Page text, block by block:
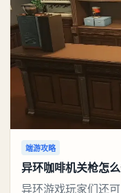
莉，利用其二技能
端游攻略
异环咖啡机关枪怎
异环游戏玩家们还